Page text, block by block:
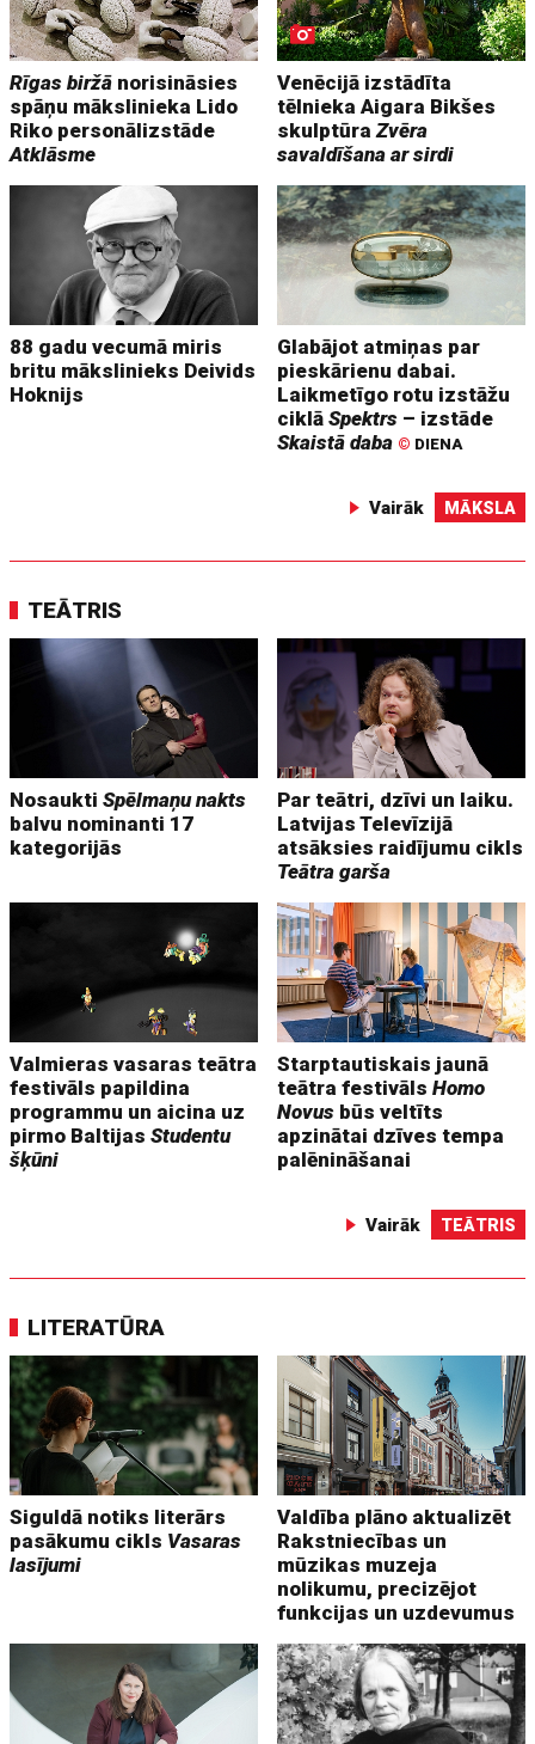
Rīgas biržā norisināsies
spāņu mākslinieka Lido
Riko personālizstāde
Atklāsme
Venēcijā izstādīta
tēlnieka Aigara Bikšes
skulptūraZvēra
savaldīšana ar sirdi
88 gadu vecumā miris
britu mākslinieks Deivids
Hoknijs
Glabājot atmiņas par
pieskārienu dabai.
Laikmetīgo rotu izstāžu
ciklāSpektrs – izstāde
Skaistā daba © DIENA
Vairāk MĀKSLA
TEĀTRIS
NosauktiSpēlmaņu nakts
balvu nominanti 17
kategorijās
Par teātri, dzīvi un laiku.
Latvijas Televīzijā
atsāksies raidījumu cikls
Teātra garša
Valmieras vasaras teātra
festivāls papildina
programmu un aicina uz
pirmo BaltijasStudentu
šķūni
Starptautiskais jaunā
teātra festivālsHomo
Novus būs veltīts
apzinātai dzīves tempa
palēnināšanai
Vairāk TEĀTRIS
LITERATŪRA
Siguldā notiks literārs
pasākumu cikls Vasaras
lasījumi
Valdība plāno aktualizēt
Rakstniecības un
mūzikas muzeja
nolikumu, precizējot
funkcijas un uzdevumus